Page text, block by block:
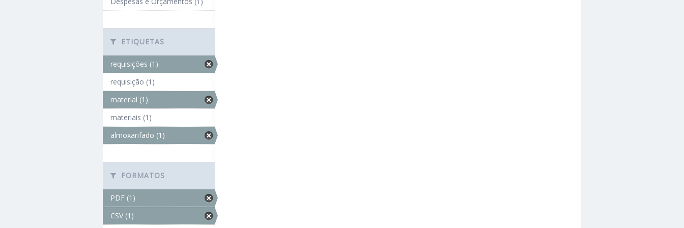
ETIQUETAS
requisições (1)
requisição (1)
material (1)
materiais (1)
almoxarifado (1)
FORMATOS
PDF (1)
CSV (1)